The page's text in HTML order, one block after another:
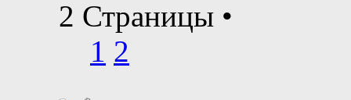
2 Страницы •
1 2